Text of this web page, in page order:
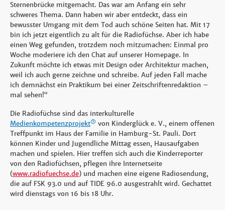
Sternenbrücke mitgemacht. Das war am Anfang ein sehr
schweres Thema. Dann haben wir aber entdeckt, dass ein
bewusster Umgang mit dem Tod auch schöne Seiten hat. Mit 17
bin ich jetzt eigentlich zu alt für die Radiofüchse. Aber ich habe
einen Weg gefunden, trotzdem noch mitzumachen: Einmal pro
Woche moderiere ich den Chat auf unserer Homepage. In
Zukunft möchte ich etwas mit Design oder Architektur machen,
weil ich auch gerne zeichne und schreibe. Auf jeden Fall mache
ich demnächst ein Praktikum bei einer Zeitschriftenredaktion –
mal sehen!“
Die Radiofüchse sind das interkulturelle
Medienkompetenzprojekt
von Kinderglück e. V., einem offenen
Treffpunkt im Haus der Familie in Hamburg-St. Pauli. Dort
können Kinder und Jugendliche Mittag essen, Hausaufgaben
machen und spielen. Hier treffen sich auch die Kinderreporter
von den Radiofüchsen, pflegen ihre Internetseite
(www.radiofuechse.de) und machen eine eigene Radiosendung,
die auf FSK 93.0 und auf TIDE 96.0 ausgestrahlt wird. Gechattet
wird dienstags von 16 bis 18 Uhr.